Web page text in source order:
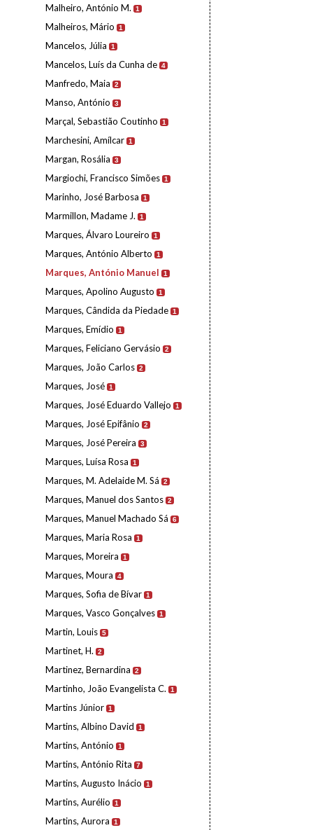
Malheiro, António M. 1
Malheiros, Mário 1
Mancelos, Júlia 1
Mancelos, Luís da Cunha de 4
Manfredo, Maia 2
Manso, António 3
Marçal, Sebastião Coutinho 1
Marchesini, Amílcar 1
Margan, Rosália 3
Margiochi, Francisco Simões 1
Marinho, José Barbosa 1
Marmillon, Madame J. 1
Marques, Álvaro Loureiro 1
Marques, António Alberto 1
Marques, António Manuel 1
Marques, Apolino Augusto 1
Marques, Cândida da Piedade 1
Marques, Emídio 1
Marques, Feliciano Gervásio 2
Marques, João Carlos 2
Marques, José 1
Marques, José Eduardo Vallejo 1
Marques, José Epifânio 2
Marques, José Pereira 3
Marques, Luísa Rosa 1
Marques, M. Adelaide M. Sá 2
Marques, Manuel dos Santos 2
Marques, Manuel Machado Sá 6
Marques, Maria Rosa 1
Marques, Moreira 1
Marques, Moura 4
Marques, Sofia de Bívar 1
Marques, Vasco Gonçalves 1
Martin, Louis 5
Martinet, H. 2
Martinez, Bernardina 2
Martinho, João Evangelista C. 1
Martins Júnior 1
Martins, Albino David 1
Martins, António 1
Martins, António Rita 7
Martins, Augusto Inácio 1
Martins, Aurélio 1
Martins, Aurora 1